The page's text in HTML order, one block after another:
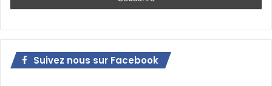
Suivez nous sur Facebook